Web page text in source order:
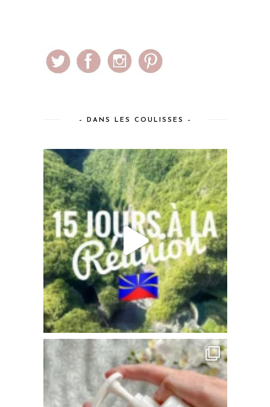
– DANS LES COULISSES –